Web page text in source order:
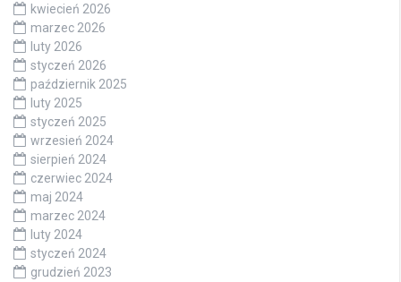
kwiecień 2026
marzec 2026
luty 2026
styczeń 2026
październik 2025
luty 2025
styczeń 2025
wrzesień 2024
sierpień 2024
czerwiec 2024
maj 2024
marzec 2024
luty 2024
styczeń 2024
grudzień 2023